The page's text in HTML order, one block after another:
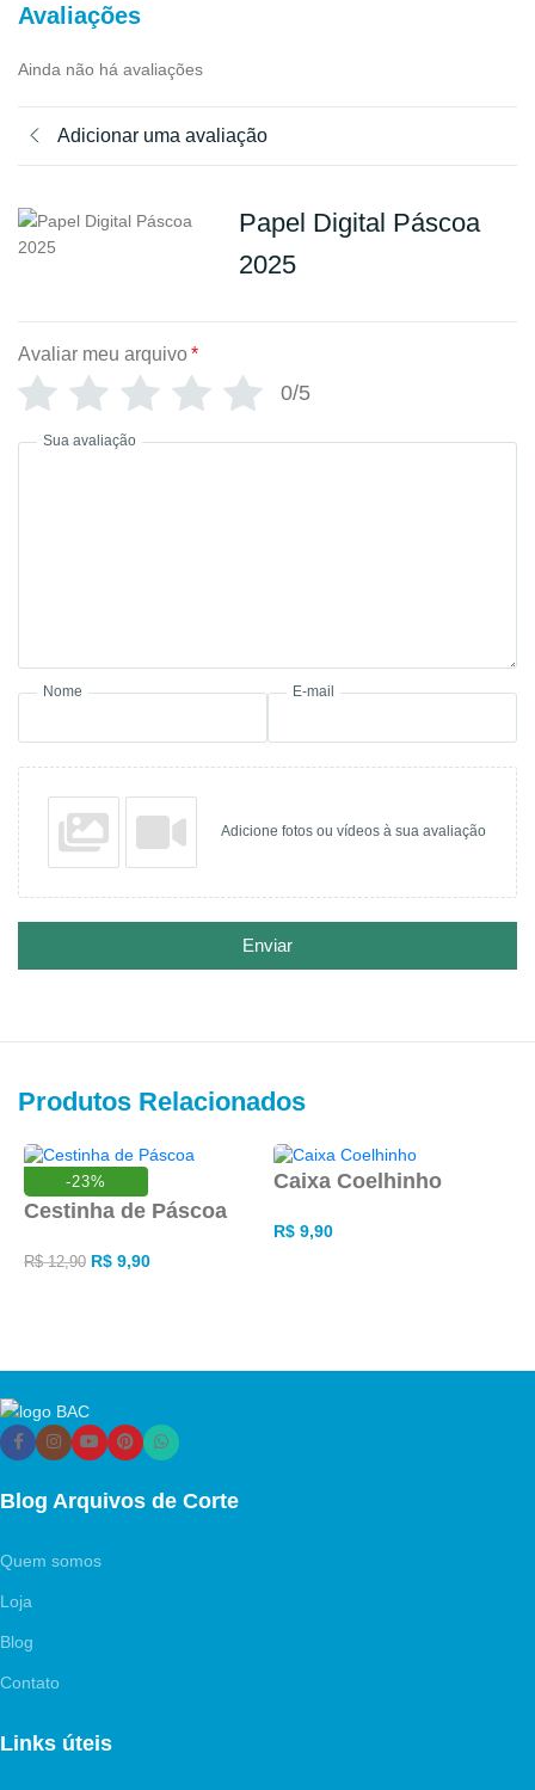
Avaliações
Ainda não há avaliações
Adicionar uma avaliação
Papel Digital Páscoa
2025
Avaliar meu arquivo*
0/5
Sua avaliação
Nome E-mail
Adicione fotos ou vídeos à sua avaliação
Enviar
Produtos Relacionados
-23%
Cestinha de Páscoa
R$12,90 R$ 9,90
Caixa Coelhinho
R$9,90
Blog Arquivos de Corte
Quem somos
Loja
Blog
Contato
Links úteis